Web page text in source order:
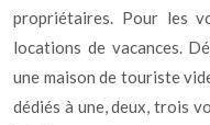
propriétaires. Pour les
locations de vacances.
une maison de touriste
dédiés à une, deux, trois